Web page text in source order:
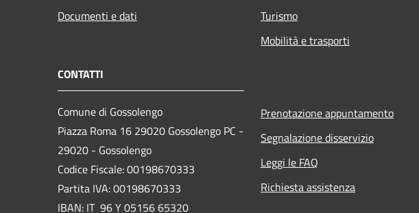
Documenti e dati
Turismo
Mobilità e trasporti
CONTATTI
Comune di Gossolengo
Piazza Roma 16 29020 Gossolengo PC -
29020 - Gossolengo
Codice Fiscale: 00198670333
Partita IVA: 00198670333
IBAN: IT 96 Y 05156 65320
Prenotazione appuntamento
Segnalazione disservizio
Leggi le FAQ
Richiesta assistenza